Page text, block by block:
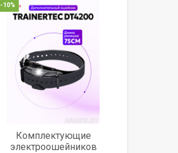
-10%
Комплектующие
электроошейников